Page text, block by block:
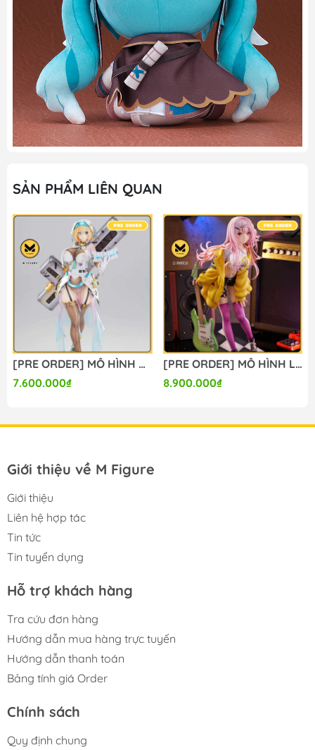
SẢN PHẨM LIÊN QUAN
[PRE ORDER] MÔ HÌNH Bunny Suit Planning - Sophia F. Shirring - 1/6 - Sister Ver., Bright Edition (Magi Arts) FIGURE CHÍNH HÃNG
7.600.000₫
[PRE ORDER] MÔ HÌNH Limelight Lemonade Jam - Harumi Ena - 1/3.5 (Alice Glint) FIGURE CHÍNH HÃNG
8.900.000₫
Giới thiệu về M Figure
Giới thiệu
Liên hệ hợp tác
Tin tức
Tin tuyển dụng
Hỗ trợ khách hàng
Tra cứu đơn hàng
Hướng dẫn mua hàng trực tuyến
Hướng dẫn thanh toán
Bảng tính giá Order
Chính sách
Quy định chung